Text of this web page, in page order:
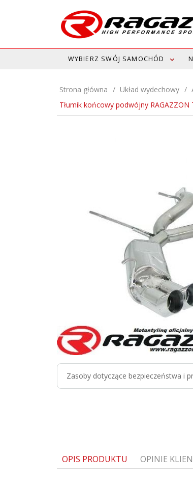
WYBIERZ SWÓJ SAMOCHÓD
Strona główna Układ wydechowy
Tłumik końcowy podwójny
Zasoby dotyczące bezpieczeństwa i
OPIS PRODUKTU OPINIE